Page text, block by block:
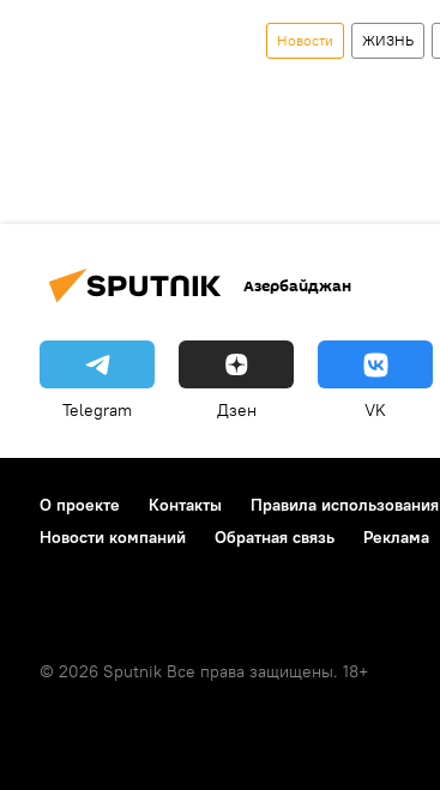
Новости ЖИЗНЬ
Азербайджан
Telegram Дзен VK
О проекте Контакты Правила использования
Новости компаний
Обратная связь Реклама
© 2026 Sputnik Все права защищены. 18+